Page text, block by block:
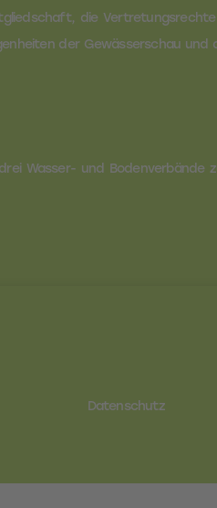
die
der Gewässerschau und
Wasser- und Bodenverbände
Datenschutz